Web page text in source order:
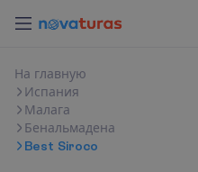
На главную
Испания
Малага
Бенальмадена
Best Siroco